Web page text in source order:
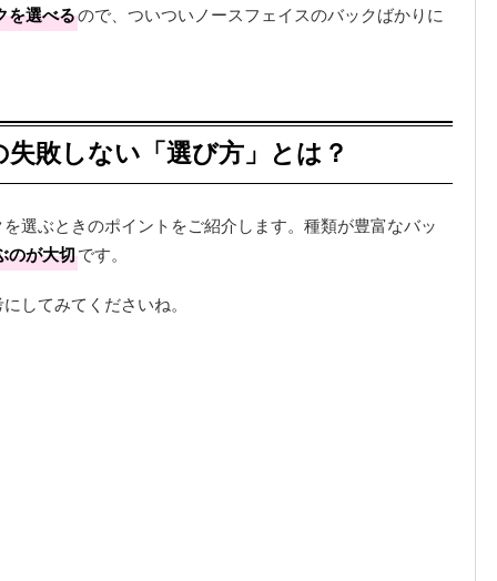
を選べるので、ついついノースフェイスのバックばかりに
敗しない「選び方」とは？
選ぶときのポイントをご紹介します。種類が豊富なバッ
のが大切です。
してみてくださいね。